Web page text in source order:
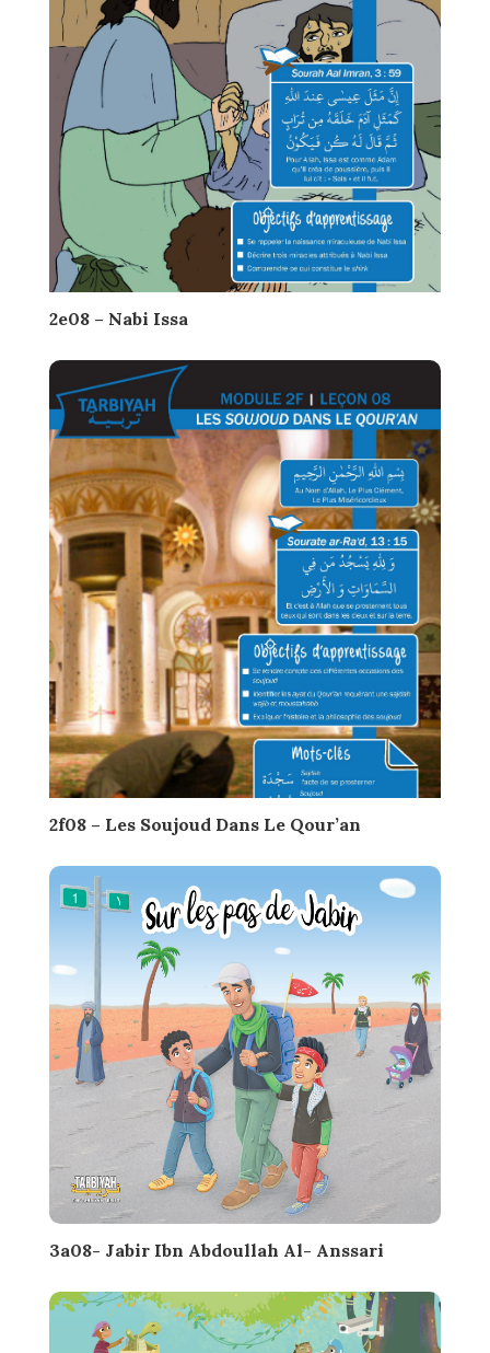
2e08 – Nabi Issa
2f08 – Les Soujoud Dans Le Qour’an
3a08- Jabir Ibn Abdoullah Al- Anssari